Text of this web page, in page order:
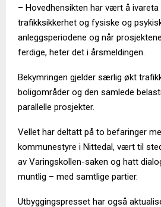
– Hovedhensikten har vært å
trafikksikkerhet og fysiske og
anleggsperiodene og når
ferdige, heter det i årsmeldingen.
Bekymringen gjelder særlig økt
boligområder og den samlede
parallelle prosjekter.
Vellet har deltatt på to befaringer
kommunestyre i Nittedal, vært til
av Varingskollen-saken og hatt
muntlig – med samtlige partier.
Utbyggingspresset har også